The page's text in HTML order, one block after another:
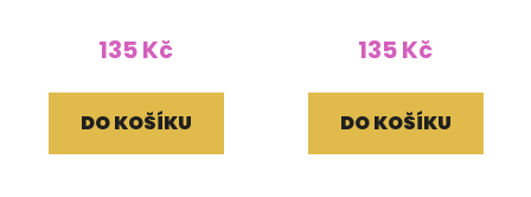
135 Kč
DO KOŠÍKU
135 Kč
DO KOŠÍKU